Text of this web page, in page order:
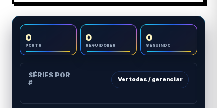
0
POSTS
0
SEGUIDORES
0
SEGUINDO
SÉRIES POR
#
Ver todas / gerenciar